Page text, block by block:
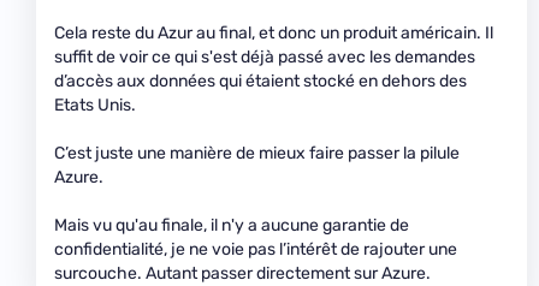
Cela reste du Azur au final, et donc un produit américain. Il
suffit de voir ce qui s'est déjà passé avec les demandes
d’accès aux données qui étaient stocké en dehors des
Etats Unis.
C’est juste une manière de mieux faire passer la pilule
Azure.
Mais vu qu'au finale, il n'y a aucune garantie de
confidentialité, je ne voie pas l’intérêt de rajouter une
surcouche. Autant passer directement sur Azure.